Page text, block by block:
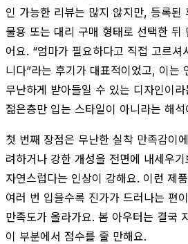
인 가능한 리뷰는 많지 않지만, 등록된
물용 또는 대리 구매 형태로 선택한 뒤
어요. “엄마가 필요하다고 직접 고르
니다”라는 후기가 대표적이었고, 이는
무난하게 받아들일 수 있는 디자인이
젊은층만 입는 스타일이 아니라는 해
첫 번째 장점은 무난한 실착 만족감이
려하거나 강한 개성을 전면에 내세우
자연스럽다는 인상이 강해요. 이런 제
여러 번 입을수록 진가가 드러나는 편
만족도가 올라가요. 봄 아우터는 결국
이 부분에서 점수를 줄 만해요.